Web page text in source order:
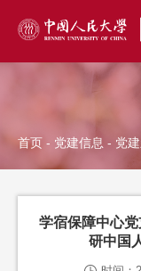
首页 - 党建信息 - 党
学宿保障中心
研中国